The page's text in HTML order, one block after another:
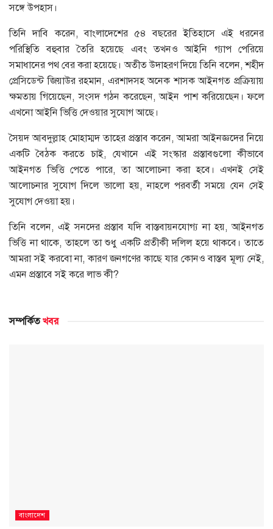
সঙ্গে উপহাস।
তিনি দাবি করেন, বাংলাদেশের ৫৪ বছরের ইতিহাসে এই ধরনের
পরিস্থিতি বহুবার তৈরি হয়েছে এবং তখনও আইনি গ্যাপ পেরিয়ে
সমাধানের পথ বের করা হয়েছে। অতীত উদাহরণ দিয়ে তিনি বলেন, শহীদ
প্রেসিডেন্ট জিয়াউর রহমান, এরশাদসহ অনেক শাসক আইনগত প্রক্রিয়ায়
ক্ষমতায় গিয়েছেন, সংসদ গঠন করেছেন, আইন পাশ করিয়েছেন। ফলে
এখনো আইনি ভিত্তি দেওয়ার সুযোগ আছে।
সৈয়দ আবদুল্লাহ মোহাম্মদ তাহের প্রস্তাব করেন, আমরা আইনজ্ঞদের নিয়ে
একটি বৈঠক করতে চাই, যেখানে এই সংস্কার প্রস্তাবগুলো কীভাবে
আইনগত ভিত্তি পেতে পারে, তা আলোচনা করা হবে। এখনই সেই
আলোচনার সুযোগ দিলে ভালো হয়, নাহলে পরবর্তী সময়ে যেন সেই
সুযোগ দেওয়া হয়।
তিনি বলেন, এই সনদের প্রস্তাব যদি বাস্তবায়নযোগ্য না হয়, আইনগত
ভিত্তি না থাকে, তাহলে তা শুধু একটি প্রতীকী দলিল হয়ে থাকবে। তাতে
আমরা সই করবো না, কারণ জনগণের কাছে যার কোনও বাস্তব মূল্য নেই,
এমন প্রস্তাবে সই করে লাভ কী?
সম্পর্কিতখবর
বাংলাদেশ